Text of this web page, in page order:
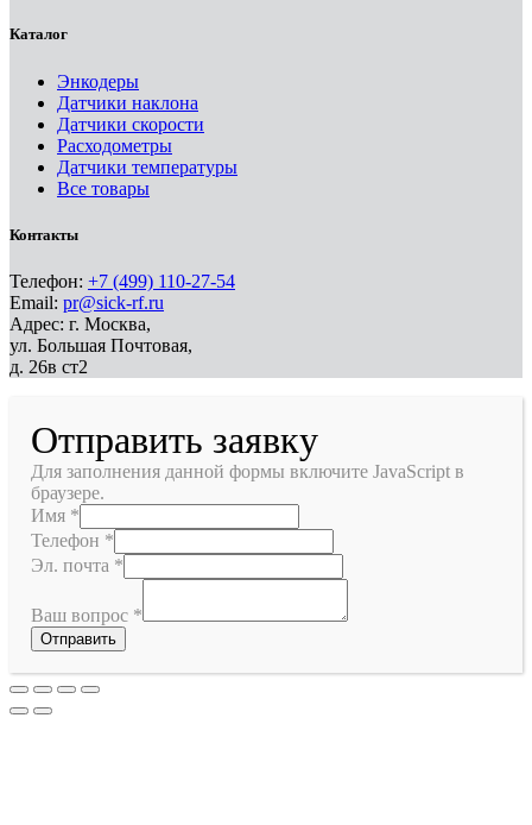
Каталог
Энкодеры
Датчики наклона
Датчики скорости
Расходометры
Датчики температуры
Все товары
Контакты
Телефон: +7 (499) 110-27-54
Email: pr@sick-rf.ru
Адрес: г. Москва,
ул. Большая Почтовая,
д. 26в ст2
Отправить заявку
Для заполнения данной формы включите JavaScript в
браузере.
Имя *
Телефон *
Эл. почта *
Ваш вопрос *
Отправить